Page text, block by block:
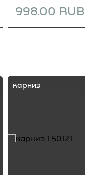
998.00 RUB
карниз